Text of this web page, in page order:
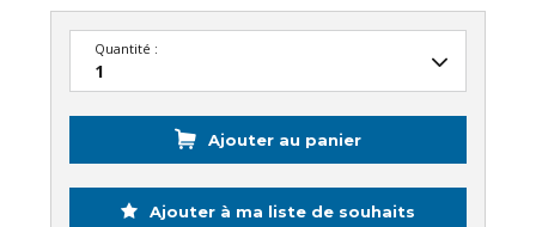
Quantité :
Ajouter au panier
Ajouter à ma liste de souhaits